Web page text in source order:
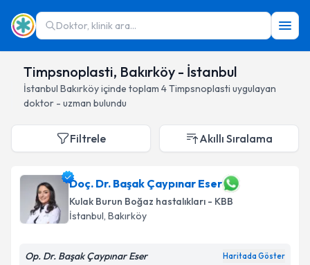
Doktor, klinik ara...
Timpsnoplasti, Bakırköy - İstanbul
İstanbul Bakırköyiçinde toplam 4Timpsnoplasti uygulayan
doktor - uzman bulundu
Filtrele Akıllı Sıralama
Doç. Dr. Başak Çaypınar Eser
Kulak Burun Boğaz hastalıkları - KBB
İstanbul, Bakırköy
Op. Dr. Başak Çaypınar Eser Haritada Göster